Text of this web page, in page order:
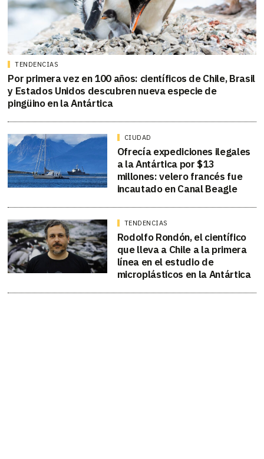
TENDENCIAS
Por primera vez en 100 años: científicos de Chile, Brasil
y Estados Unidos descubren nueva especie de
pingüino en la Antártica
CIUDAD
Ofrecía expediciones ilegales
a la Antártica por $13
millones: velero francés fue
incautado en Canal Beagle
TENDENCIAS
Rodolfo Rondón, el científico
que lleva a Chile a la primera
línea en el estudio de
microplásticos en la Antártica